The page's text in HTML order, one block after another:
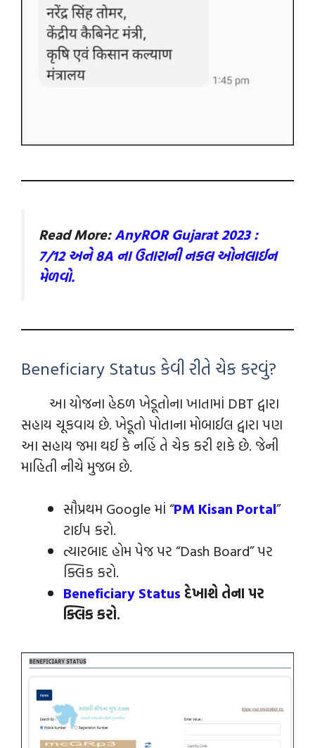
Read More:AnyROR Gujarat 2023 :
7/12 અને 8A ના ઉતારાની નકલ ઓનલાઈન
મેળવો.
Beneficiary Status કેવી રીતે ચેક કરવું?
આ યોજના હેઠળ ખેડૂતોના ખાતામાં DBT દ્વારા
સહાય ચૂકવાય છે. ખેડૂતો પોતાના મોબાઈલ દ્વારા પણ
આ સહાય જમા થઈ કે નહિં તે ચેક કરી શકે છે. જેની
માહિતી નીચે મુજબ છે.
સૌપ્રથમ Google માં “PM Kisan Portal”
ટાઈપ કરો.
ત્યારબાદ હોમ પેજ પર “Dash Board” પર
ક્લિક કરો.
Beneficiary Status દેખાશે તેના પર
ક્લિક કરો.